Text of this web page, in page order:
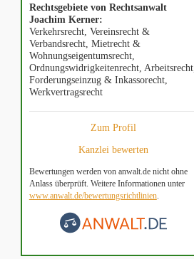
Rechtsgebiete von Rechtsanwalt
Joachim Kerner:
Verkehrsrecht, Vereinsrecht &
Verbandsrecht, Mietrecht &
Wohnungseigentumsrecht,
Ordnungswidrigkeitenrecht, Arbeitsrecht,
Forderungseinzug & Inkassorecht,
Werkvertragsrecht
Zum Profil
Kanzlei bewerten
Bewertungen werden von anwalt.de nicht ohne
Anlass überprüft. Weitere Informationen unter
www.anwalt.de/bewertungsrichtlinien.